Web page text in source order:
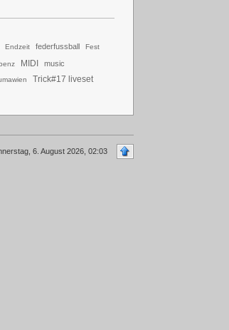
Endzeit federfussball Fest
MIDI music
Trick#17 liveset
6. August 2026, 02:03